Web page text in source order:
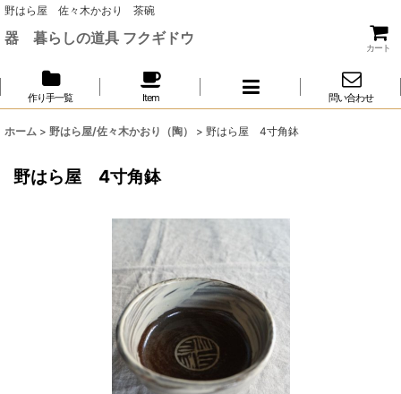
野はら屋 佐々木かおり 茶碗
器 暮らしの道具 フクギドウ
カート
作り手一覧 Item 問い合わせ
ホーム > 野はら屋/佐々木かおり（陶） > 野はら屋 4寸角鉢
野はら屋 4寸角鉢